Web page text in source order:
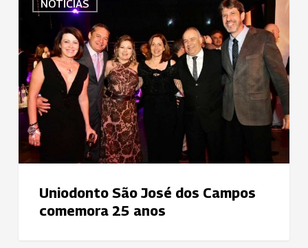
NOTÍCIAS
São
Campos
comemora
25
anos
Uniodonto São José dos Campos
comemora 25 anos